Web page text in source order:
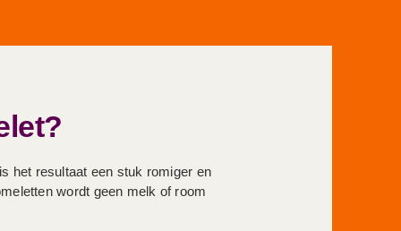
het resultaat een stuk romiger en
wordt geen melk of room